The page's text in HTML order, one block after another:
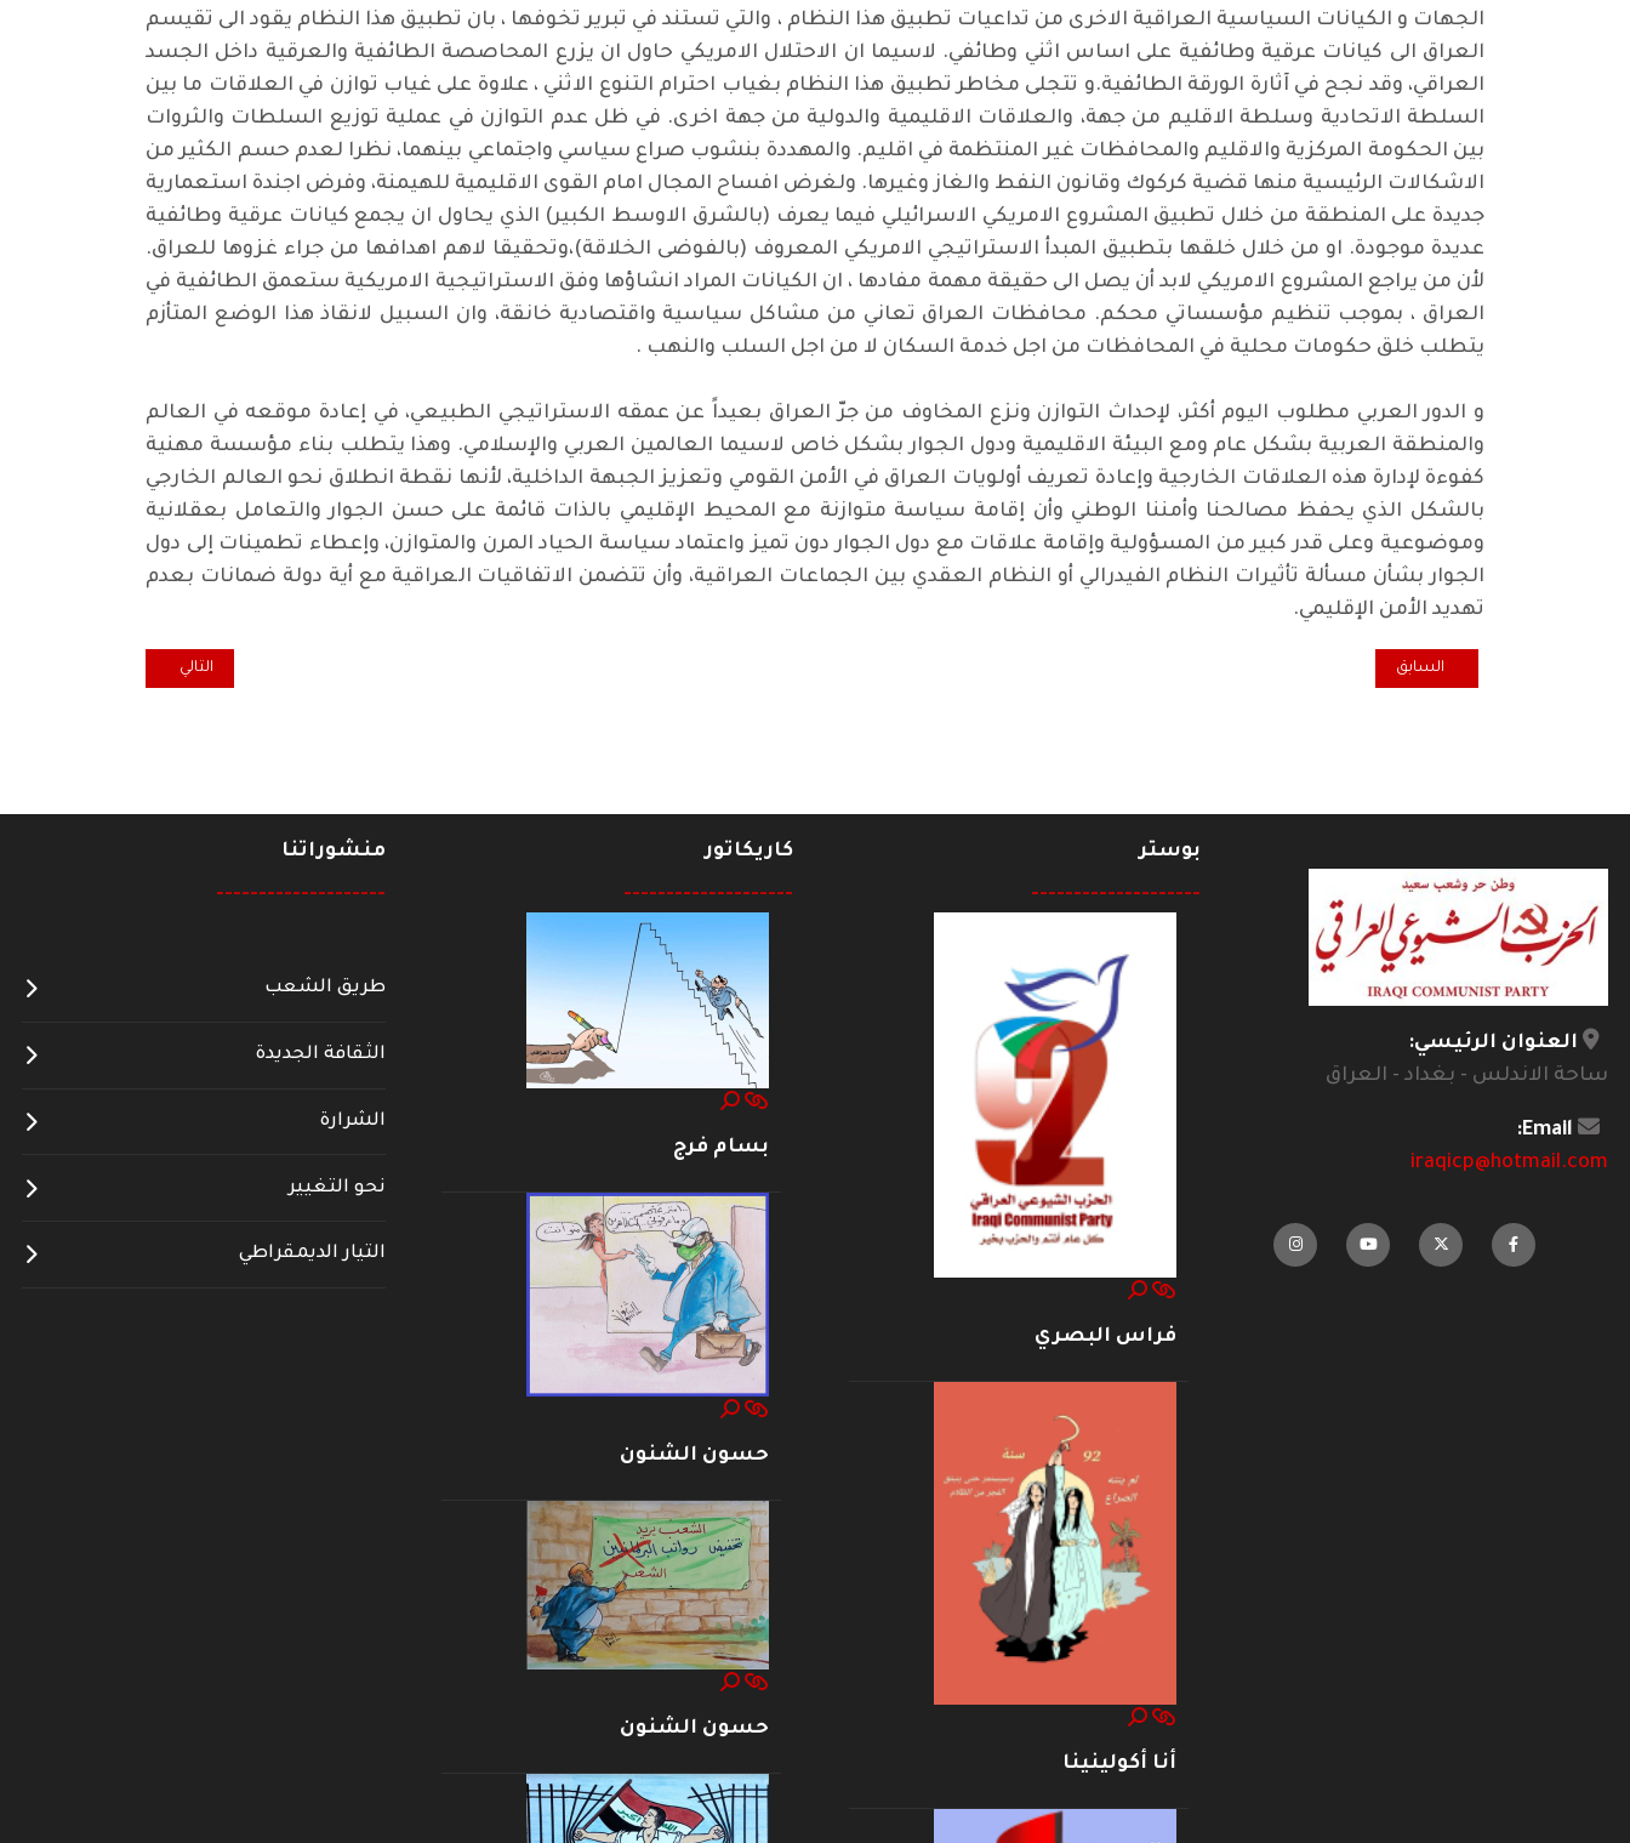
الجهات و الكيانات السياسية العراقية الاخرى من تداعيات تطبيق هذا النظام ، والتي تستند في تبرير تخوفها ، بان تطبيق هذا النظام يقود الى تقيسم
العراق الى كيانات عرقية وطائفية على اساس اثني وطائفي. لاسيما ان الاحتلال الامريكي حاول ان يزرع المحاصصة الطائفية والعرقية داخل الجسد
العراقي، وقد نجح في آثارة الورقة الطائفية.و تتجلى مخاطر تطبيق هذا النظام بغياب احترام التنوع الاثني ، علاوة على غياب توازن في العلاقات ما بين
السلطة الاتحادية وسلطة الاقليم من جهة، والعلاقات الاقليمية والدولية من جهة اخرى. في ظل عدم التوازن في عملية توزيع السلطات والثروات
بين الحكومة المركزية والاقليم والمحافظات غير المنتظمة في اقليم. والمهددة بنشوب صراع سياسي واجتماعي بينهما، نظرا لعدم حسم الكثير من
الاشكالات الرئيسية منها قضية كركوك وقانون النفط والغاز وغيرها. ولغرض افساح المجال امام القوى الاقليمية للهيمنة، وفرض اجندة استعمارية
جديدة على المنطقة من خلال تطبيق المشروع الامريكي الاسرائيلي فيما يعرف (بالشرق الاوسط الكبير) الذي يحاول ان يجمع كيانات عرقية وطائفية
عديدة موجودة. او من خلال خلقها بتطبيق المبدأ الاستراتيجي الامريكي المعروف (بالفوضى الخلاقة)،وتحقيقا لاهم اهدافها من جراء غزوها للعراق.
لأن من يراجع المشروع الامريكي لابد أن يصل الى حقيقة مهمة مفادها ، ان الكيانات المراد انشاؤها وفق الاستراتيجية الامريكية ستعمق الطائفية في
العراق ، بموجب تنظيم مؤسساتي محكم. محافظات العراق تعاني من مشاكل سياسية واقتصادية خانقة، وان السبيل لانقاذ هذا الوضع المتأزم
يتطلب خلق حكومات محلية في المحافظات من اجل خدمة السكان لا من اجل السلب والنهب .
و الدور العربي مطلوب اليوم أكثر، لإحداث التوازن ونزع المخاوف من جرّ العراق بعيداً عن عمقه الاستراتيجي الطبيعي، في إعادة موقعه في العالم
والمنطقة العربية بشكل عام ومع البيئة الاقليمية ودول الجوار بشكل خاص لاسيما العالمين العربي والإسلامي. وهذا يتطلب بناء مؤسسة مهنية
كفوءة لإدارة هذه العلاقات الخارجية وإعادة تعريف أولويات العراق في الأمن القومي وتعزيز الجبهة الداخلية، لأنها نقطة انطلاق نحو العالم الخارجي
بالشكل الذي يحفظ مصالحنا وأمننا الوطني وأن إقامة سياسة متوازنة مع المحيط الإقليمي بالذات قائمة على حسن الجوار والتعامل بعقلانية
وموضوعية وعلى قدر كبير من المسؤولية وإقامة علاقات مع دول الجوار دون تميز واعتماد سياسة الحياد المرن والمتوازن، وإعطاء تطمينات إلى دول
الجوار بشأن مسألة تأثيرات النظام الفيدرالي أو النظام العقدي بين الجماعات العراقية، وأن تتضمن الاتفاقيات العراقية مع أية دولة ضمانات بعدم
تهديد الأمن الإقليمي.
المقال السابق: أفول المثقف في الأزمة
السابق المقال التالي: هوامش من مفكرة
التالي
العنوان الرئيسي:
ساحة الاندلس - بغداد - العراق
Email:
iraqicp@hotmail.com
بوستر
--------------------
فراس البصري
أنا أكولينينا
كاريكاتور
--------------------
بسام فرج
حسون الشنون
حسون الشنون
منشوراتنا
--------------------
طريق الشعب
الثقافة الجديدة
الشرارة
نحو التغيير
التيار الديمقراطي